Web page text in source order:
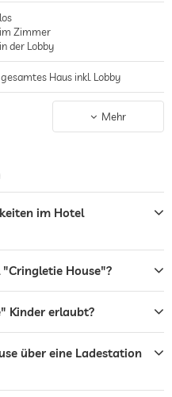
Zimmer
der Lobby
Haus inkl. Lobby
Kostenlos
Mehr
im Hotel
House"?
Kinder erlaubt?
über eine Ladestation